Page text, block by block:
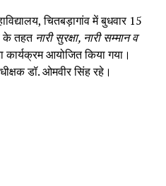
चितबड़ागांव में बुधवार 15
के तहत नारी सुरक्षा, नारी सम्मान व
आयोजित किया गया।
डॉ. ओमवीर सिंह रहे।